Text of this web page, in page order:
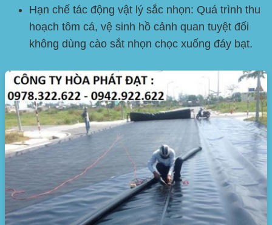
Hạn chế tác động vật lý sắc nhọn: Quá trình thu
hoạch tôm cá, vệ sinh hồ cảnh quan tuyệt đối
không dùng cào sắt nhọn chọc xuống đáy bạt.